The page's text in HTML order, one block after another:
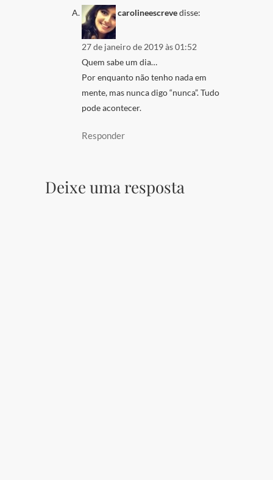
carolineescrevedisse:
27 de janeiro de 2019 às 01:52
Quem sabe um dia…
Por enquanto não tenho nada em
mente, mas nunca digo “nunca”. Tudo
pode acontecer.
Responder
Deixe uma resposta